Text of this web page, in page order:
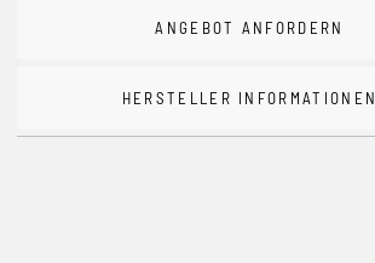
ANGEBOT ANFORDERN
HERSTELLER INFORMATIONEN